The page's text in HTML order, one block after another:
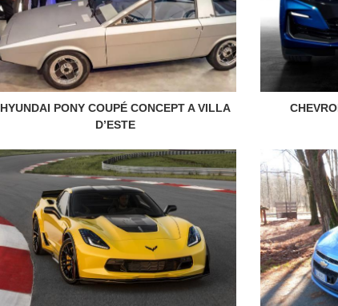
HYUNDAI PONY COUPÉ CONCEPT A VILLA
D’ESTE